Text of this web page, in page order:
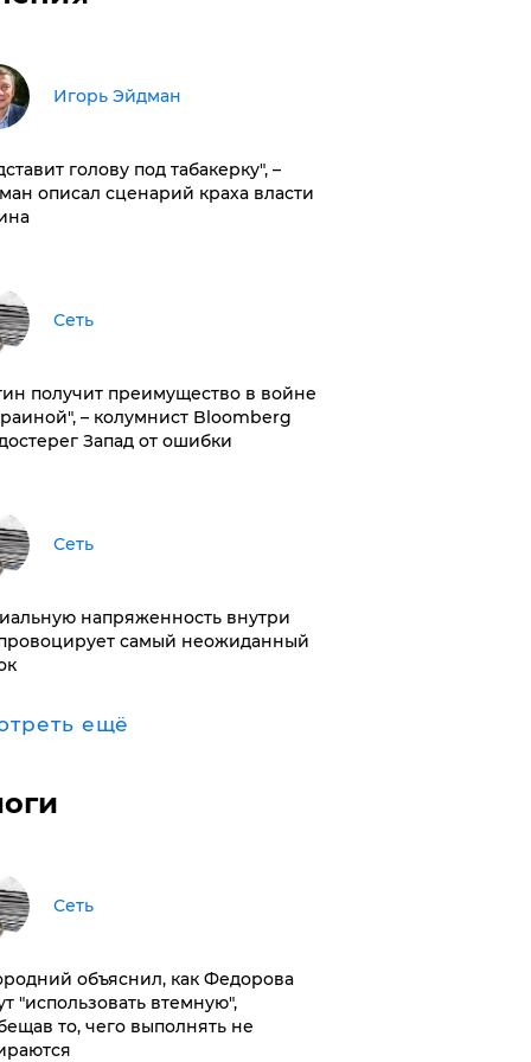
Игорь Эйдман
голову под табакерку", –
описал сценарий краха власти
Сеть
получит преимущество в войне
– колумнист Bloomberg
Запад от ошибки
Сеть
напряженность внутри
самый неожиданный
ещё
Сеть
объяснил, как Федорова
"использовать втемную",
то, чего выполнять не